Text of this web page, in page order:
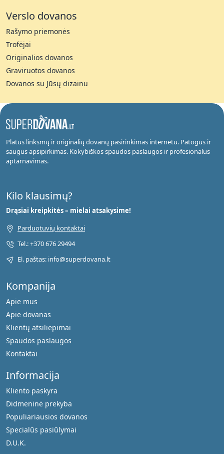
Verslo dovanos
Rašymo priemonės
Trofėjai
Originalios dovanos
Graviruotos dovanos
Dovanos su Jūsų dizainu
Platus linksmų ir originalių dovanų pasirinkimas internetu. Patogus ir
saugus apsipirkimas. Kokybiškos spaudos paslaugos ir profesionalus
aptarnavimas.
Kompanija
Apie mus
Apie dovanas
Klientų atsiliepimai
Spaudos paslaugos
Kontaktai
Informacija
Kliento paskyra
Didmeninė prekyba
Populiariausios dovanos
Specialūs pasiūlymai
D.U.K.
Kilo klausimų?
Drąsiai kreipkitės – mielai atsakysime!
Parduotuvių kontaktai
Tel.: +370 676 29494
El. paštas: info@superdovana.lt